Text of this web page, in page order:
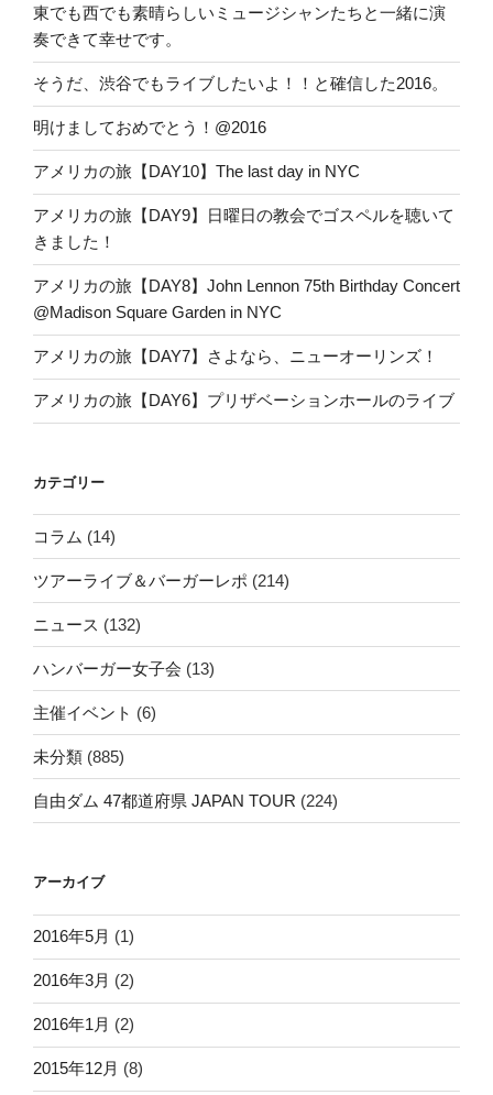
東でも西でも素晴らしいミュージシャンたちと一緒に演
奏できて幸せです。
そうだ、渋谷でもライブしたいよ！！と確信した2016。
明けましておめでとう！@2016
アメリカの旅【DAY10】The last day in NYC
アメリカの旅【DAY9】日曜日の教会でゴスペルを聴いて
きました！
アメリカの旅【DAY8】John Lennon 75th Birthday Concert
@Madison Square Garden in NYC
アメリカの旅【DAY7】さよなら、ニューオーリンズ！
アメリカの旅【DAY6】プリザベーションホールのライブ
カテゴリー
コラム (14)
ツアーライブ＆バーガーレポ (214)
ニュース (132)
ハンバーガー女子会 (13)
主催イベント (6)
未分類 (885)
自由ダム 47都道府県 JAPAN TOUR (224)
アーカイブ
2016年5月 (1)
2016年3月 (2)
2016年1月 (2)
2015年12月 (8)